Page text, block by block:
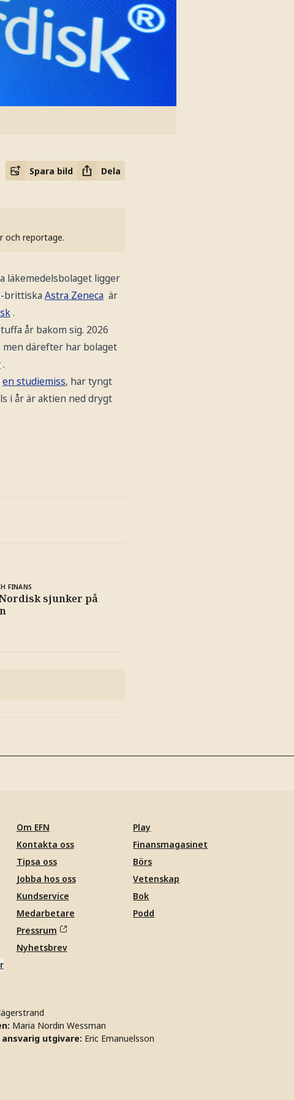
Spara bild Dela
och reportage.
läkemedelsbolaget ligger
brittiska Astra Zeneca är
.
år bakom sig. 2026
därefter har bolaget
.
en studiemiss, har tyngt
i år är aktien ned drygt
FINANS
sjunker på
Om EFN
Kontakta oss
Tipsa oss
Jobba hos oss
Kundservice
Medarbetare
Pressrum
Nyhetsbrev
Play
Finansmagasinet
Börs
Vetenskap
Bok
Podd
Maria Nordin Wessman
utgivare: Eric Emanuelsson